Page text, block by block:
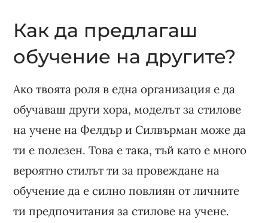
Как да предлагаш
обучение на другите?
Ако твоята роля в една организация е да
обучаваш други хора, моделът за стилове
на учене на Фелдър и Силвърман може да
ти е полезен. Това е така, тъй като е много
вероятно стилът ти за провеждане на
обучение да е силно повлиян от личните
ти предпочитания за стилове на учене.